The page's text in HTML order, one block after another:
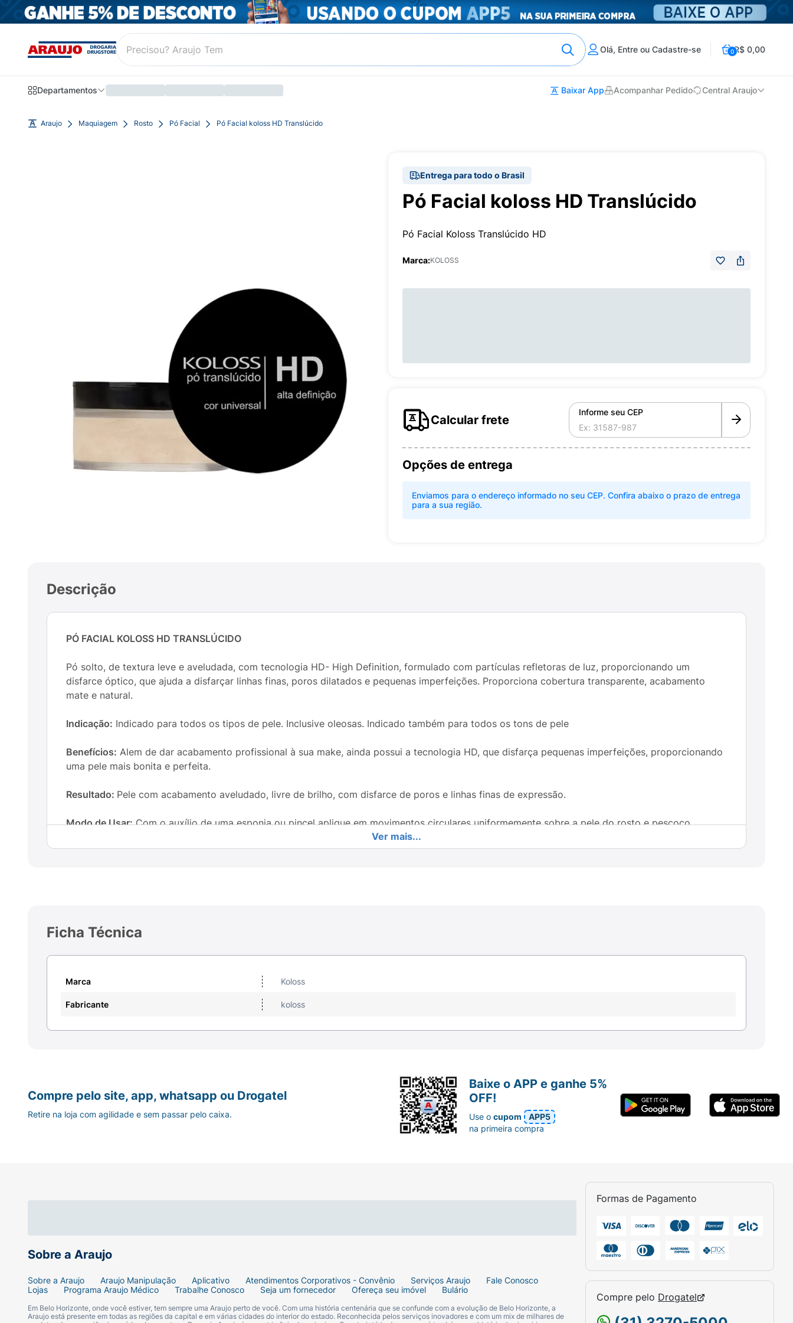
Olá, Entre ou Cadastre-se 0R$ 0,00
Departamentos Baixar App Acompanhar Pedido Central Araujo
Araujo Maquiagem Rosto Pó Facial Pó Facial koloss HD Translúcido
Entrega para todo o Brasil
Pó Facial koloss HD Translúcido
Pó Facial Koloss Translúcido HD
Marca:KOLOSS
Calcular frete
Informe seu CEP
Opções de entrega
Enviamos para o endereço informado no seu CEP. Confira abaixo o prazo de entrega
para a sua região.
Descrição
PÓ FACIAL KOLOSS HD TRANSLÚCIDO
Pó solto, de textura leve e aveludada, com tecnologia HD- High Definition, formulado com partículas refletoras de luz, proporcionando um
disfarce óptico, que ajuda a disfarçar linhas finas, poros dilatados e pequenas imperfeições. Proporciona cobertura transparente, acabamento
mate e natural.
Indicação: Indicado para todos os tipos de pele. Inclusive oleosas. Indicado também para todos os tons de pele
Benefícios: Alem de dar acabamento profissional à sua make, ainda possui a tecnologia HD, que disfarça pequenas imperfeições, proporcionando
uma pele mais bonita e perfeita.
Resultado: Pele com acabamento aveludado, livre de brilho, com disfarce de poros e linhas finas de expressão.
Modo de Usar:Com o auxílio de uma esponja ou pincel aplique em movimentos circulares uniformemente sobre a pele do rosto e pescoço.
Ver mais...
Ficha Técnica
Marca Koloss
Fabricante koloss
Sobre a Araujo
Sobre a Araujo Araujo Manipulação Aplicativo Atendimentos Corporativos - Convênio Serviços Araujo
Fale Conosco
Lojas
Programa Araujo Médico Trabalhe Conosco Seja um fornecedor Ofereça seu imóvel Bulário
Em Belo Horizonte, onde você estiver, tem sempre uma Araujo perto de você. Com uma história centenária que se confunde com a evolução de Belo Horizonte, a
Araujo está presente em todas as regiões da capital e em várias cidades do interior do estado. Reconhecida pelos serviços inovadores e com um mix de milhares de
Formas de Pagamento
Compre pelo Drogatel
Compre pelo site, app, whatsapp ou Drogatel
Retire na loja com agilidade e sem passar pelo caixa.
Baixe o APP e ganhe 5%
OFF!
Use ocupom
APP5
na primeira compra